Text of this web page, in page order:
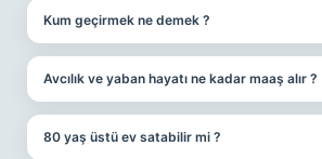
Kum geçirmek ne demek ?
Avcılık ve yaban hayatı ne kadar maaş alır ?
80 yaş üstü ev satabilir mi ?